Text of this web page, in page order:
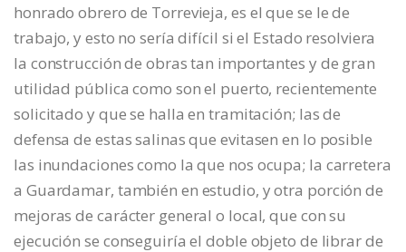
honrado obrero de Torrevieja, es el que se le de
trabajo, y esto no sería difícil si el Estado resolviera
la construcción de obras tan importantes y de gran
utilidad pública como son el puerto, recientemente
solicitado y que se halla en tramitación; las de
defensa de estas salinas que evitasen en lo posible
las inundaciones como la que nos ocupa; la carretera
a Guardamar, también en estudio, y otra porción de
mejoras de carácter general o local, que con su
ejecución se conseguiría el doble objeto de librar de